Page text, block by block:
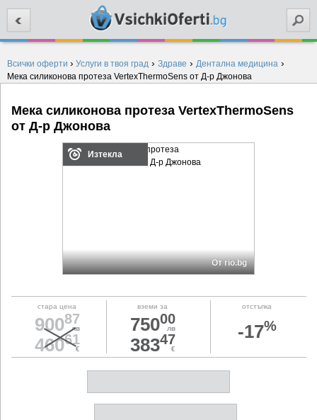
Всички оферти › Услуги в твоя град › Здраве › Дентална медицина ›
Мека силиконова протеза VertexThermoSens от Д-р Джонова
Мека силиконова протеза VertexThermoSens
от Д-р Джонова
Изтекла
От rio.bg
стара цена
90087
лв
46061
€
вземи за
75000
лв
38347
€
отстъпка
-17%